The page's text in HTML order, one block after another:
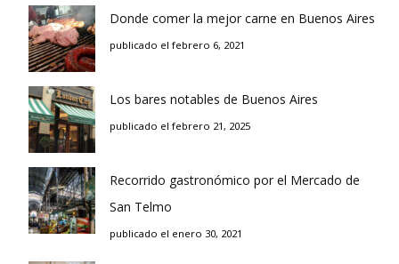
Donde comer la mejor carne en Buenos Aires
publicado el febrero 6, 2021
Los bares notables de Buenos Aires
publicado el febrero 21, 2025
Recorrido gastronómico por el Mercado de
San Telmo
publicado el enero 30, 2021